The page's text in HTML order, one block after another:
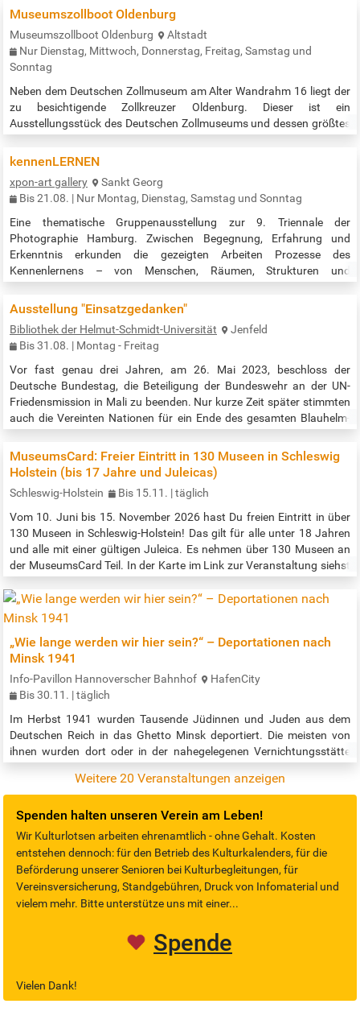
Durchmesser ist das älteste erhaltene Steingebäude Hamburgs.
Gegenüber der St. Petri-Kirche am Domplatz gelegen, präsentiert
sich das historische Gemäuer frisch…
Museumszollboot Oldenburg
Museumszollboot Oldenburg
Altstadt
Nur Dienstag, Mittwoch, Donnerstag, Freitag, Samstag und
Sonntag
Neben dem Deutschen Zollmuseum am Alter Wandrahm 16 liegt der
zu besichtigende Zollkreuzer Oldenburg. Dieser ist ein
Ausstellungsstück des Deutschen Zollmuseums und dessen größtes
ist: Das Museumsschiff kann kostenlos, auch unabhängig von einem
zu erreichen - und somit nicht barrierefrei. Das Betreten des
Zollkreuzers…
kennenLERNEN
xpon-art gallery
Sankt Georg
Bis 21.08. | Nur Montag, Dienstag, Samstag und Sonntag
Eine thematische Gruppenausstellung zur 9. Triennale der
Photographie Hamburg. Zwischen Begegnung, Erfahrung und
Erkenntnis erkunden die gezeigten Arbeiten Prozesse des
Kennenlernens – von Menschen, Räumen, Strukturen und
Donnerstag, 23. Juli bis Samstag, 22. August 2026 zu sehen.
Vernissage ist am 23. Juli 2026 um 19 Uhr. Kennenlernen beginnt
nicht erst im Gespräch. Es entsteht im Blick, in…
Ausstellung "Einsatzgedanken"
Bibliothek der Helmut-Schmidt-Universität
Jenfeld
Bis 31.08. | Montag - Freitag
Vor fast genau drei Jahren, am 26. Mai 2023, beschloss der
Deutsche Bundestag, die Beteiligung der Bundeswehr an der UN-
Friedensmission in Mali zu beenden. Nur kurze Zeit später stimmten
auch die Vereinten Nationen für ein Ende des gesamten Blauhelm-
Einsatz MINUSMA, „Multidimensionale Integrierte
Stabilisierungsmission der Vereinten Nationen in Mali“ (franz.:
„Mission multidimensionnelle…
MuseumsCard: Freier Eintritt in 130 Museen in Schleswig
Holstein (bis 17 Jahre und Juleicas)
Schleswig-Holstein
Bis 15.11. | täglich
Vom 10. Juni bis 15. November 2026 hast Du freien Eintritt in über
130 Museen in Schleswig-Holstein! Das gilt für alle unter 18 Jahren
und alle mit einer gültigen Juleica. Es nehmen über 130 Museen an
der MuseumsCard Teil. In der Karte im Link zur Veranstaltung siehst
klickst, dann kommst du zum kulturfinder.sh, dort gibt es aktuelle
Informationen zu Öffnungszeiten und Ausstellungen. Oder…
„Wie lange werden wir hier sein?“ – Deportationen nach
Minsk 1941
Info-Pavillon Hannoverscher Bahnhof
HafenCity
Bis 30.11. | täglich
Im Herbst 1941 wurden Tausende Jüdinnen und Juden aus dem
Deutschen Reich in das Ghetto Minsk deportiert. Die meisten von
ihnen wurden dort oder in der nahegelegenen Vernichtungsstätte
Deportationen – und wie wird heute in Deutschland und Belarus an
Hannoverscher Bahnhof" zeigt Fotografien der belarussischen
Regisseurin…
Weitere 20 Veranstaltungen anzeigen
Spenden halten unseren Verein am Leben!
Wir Kulturlotsen arbeiten ehrenamtlich - ohne Gehalt. Kosten
entstehen dennoch: für den Betrieb des Kulturkalenders, für die
Beförderung unserer Senioren bei Kulturbegleitungen, für
Vereinsversicherung, Standgebühren, Druck von Infomaterial und
vielem mehr. Bitte unterstütze uns mit einer...
Spende
Vielen Dank!